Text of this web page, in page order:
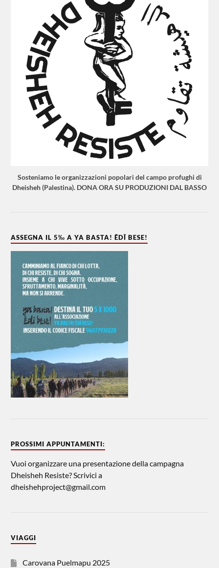
Sosteniamo le organizzazioni popolari del campo profughi di
Dheisheh (Palestina). DONA ORA SU PRODUZIONI DAL BASSO
ASSEGNA IL 5‰ A YA BASTA! ÊDÎ BESE!
PROSSIMI APPUNTAMENTI:
Vuoi organizzare una presentazione della campagna
Dheisheh Resiste? Scrivici a
dheishehproject@gmail.com
VIAGGI
Carovana Puelmapu 2025